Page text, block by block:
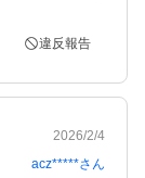
違反報告
2026/2/4
acz*****さん